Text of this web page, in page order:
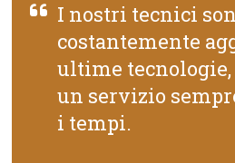
I nostri tecnici
costantemente
ultime
un servizio
i tempi.